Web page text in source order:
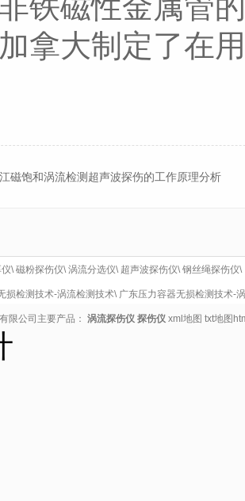
拿大制定了在
磁饱和涡流检测超声波探伤的工作原理分析
\磁粉探伤仪\涡流分选仪\ 超声波探伤仪\钢丝绳探伤仪\
损检测技术-涡流检测技术\ 广东压力容器无损检测技术-
限公司主要产品： 涡流探伤仪 探伤仪 xml地图 txt地图